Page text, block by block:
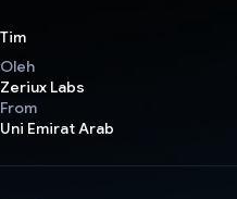
Tim
Oleh
Zeriux Labs
From
Uni Emirat Arab